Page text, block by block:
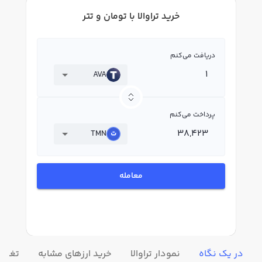
خرید تراوالا با تومان و تتر
دریافت می‌کنم
AVA
پرداخت می‌کنم
TMN
معامله
در یک نگاه نمودار تراوالا خرید ارزهای مشابه